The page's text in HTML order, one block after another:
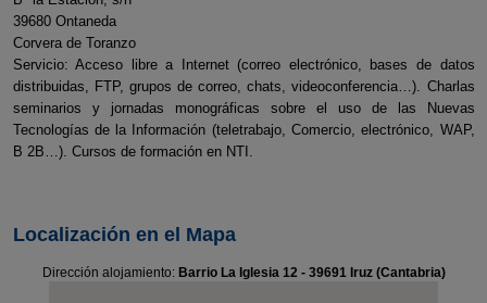
39680 Ontaneda
Corvera de Toranzo
Servicio: Acceso libre a Internet (correo electrónico, bases de datos
distribuidas, FTP, grupos de correo, chats, videoconferencia…). Charlas
seminarios y jornadas monográficas sobre el uso de las Nuevas
Tecnologías de la Información (teletrabajo, Comercio, electrónico, WAP,
B 2B…). Cursos de formación en NTI.
Localización en el Mapa
Dirección alojamiento: Barrio La Iglesia 12 - 39691 Iruz (Cantabria)